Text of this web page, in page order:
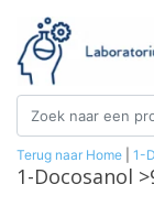
Terug naar Home 1-
1-Docosanol